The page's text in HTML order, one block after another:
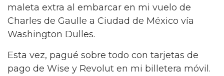
maleta extra al embarcar en mi vuelo de
Charles de Gaulle a Ciudad de México vía
Washington Dulles.
Esta vez, pagué sobre todo con tarjetas de
pago de Wise y Revolut en mi billetera móvil.